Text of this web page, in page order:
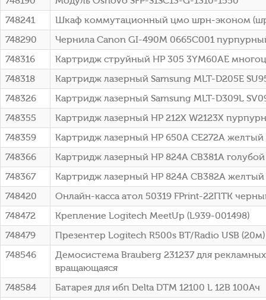
748241
Шкаф коммутационный цмо шрн-эконом
748290
Чернила Canon GI-490M 0665C001
748316
Картридж струйный HP 305 3YM60AE
748318
Картридж лазерный Samsung MLT-D205E
748326
Картридж лазерный Samsung MLT-D309L
748355
Картридж лазерный HP 212X W2123X
748359
Картридж лазерный HP 650A CE272A желтый
748366
Картридж лазерный HP 824A CB381A
748367
Картридж лазерный HP 824A CB382A
748420
Онлайн-касса атол 50319 FPrint-22ПТК
748472
Крепление Logitech MeetUp (L939-001498)
748479
Презентер Logitech R500s BT/Radio USB
748546
Демосистема Brauberg 231237 для
вращающаяся
748584
Батарея для ибп Delta DTM 12100 L 12В 100Ач